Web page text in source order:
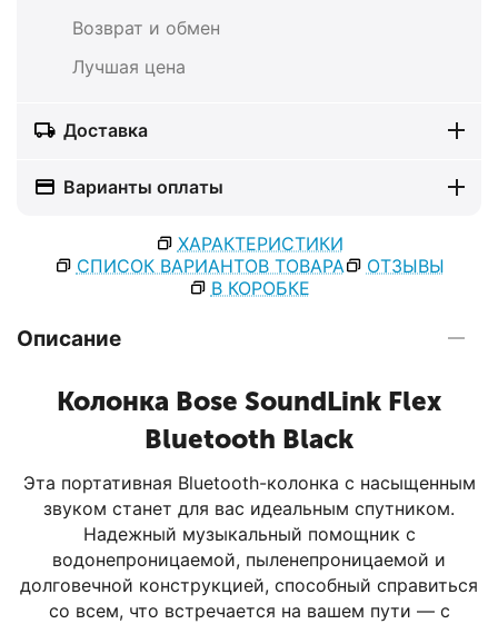
Возврат и обмен
Лучшая цена
Доставка
Варианты оплаты
ХАРАКТЕРИСТИКИ
СПИСОК ВАРИАНТОВ ТОВАРА
ОТЗЫВЫ
В КОРОБКЕ
Описание
Колонка Bose SoundLink Flex
Bluetooth Black
Эта портативная Bluetooth-колонка с насыщенным
звуком станет для вас идеальным спутником.
Надежный музыкальный помощник с
водонепроницаемой, пыленепроницаемой и
долговечной конструкцией, способный справиться
со всем, что встречается на вашем пути — с